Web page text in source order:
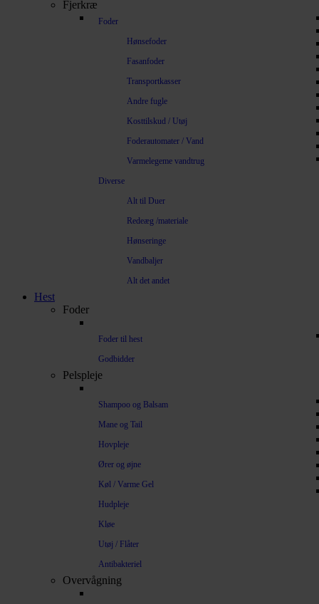
Fjerkræ
Foder
Hønsefoder
Fasanfoder
Transportkasser
Andre fugle
Kosttilskud / Utøj
Foderautomater / Vand
Varmelegeme vandtrug
Diverse
Alt til Duer
Redeæg /materiale
Hønseringe
Vandbaljer
Alt det andet
Hest
Foder
Foder til hest
Godbidder
Pelspleje
Shampoo og Balsam
Mane og Tail
Hovpleje
Ører og øjne
Køl / Varme Gel
Hudpleje
Kløe
Utøj / Flåter
Antibakteriel
Overvågning